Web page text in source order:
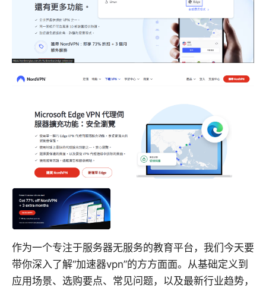
作为一个专注于服务器无服务的教育平台，我们今天要
带你深入了解“加速器vpn”的方方面面。从基础定义到
应用场景、选购要点、常见问题，以及最新行业趋势，